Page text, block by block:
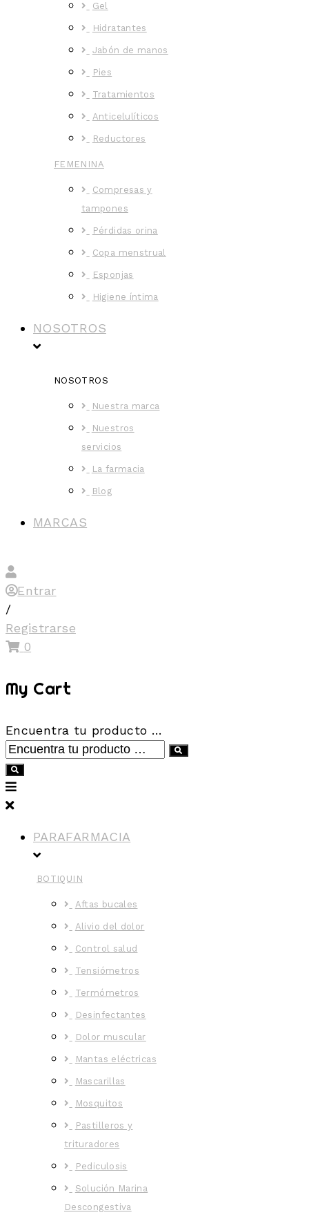
Gel
Hidratantes
Jabón de manos
Pies
Tratamientos
Anticelulíticos
Reductores
FEMENINA
Compresas y
tampones
Pérdidas orina
Copa menstrual
Esponjas
Higiene íntima
NOSOTROS
NOSOTROS
Nuestra marca
Nuestros
servicios
La farmacia
Blog
MARCAS
Entrar
/
Registrarse
0
My Cart
Encuentra tu producto …
PARAFARMACIA
BOTIQUIN
Aftas bucales
Alivio del dolor
Control salud
Tensiómetros
Termómetros
Desinfectantes
Dolor muscular
Mantas eléctricas
Mascarillas
Mosquitos
Pastilleros y
trituradores
Pediculosis
Solución Marina
Descongestiva